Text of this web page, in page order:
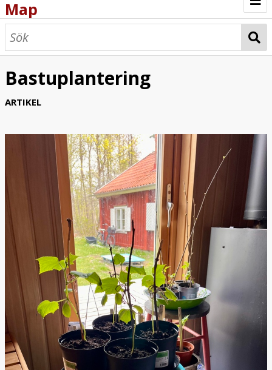
Map
Browse
Map
Bastuplantering
ARTIKEL